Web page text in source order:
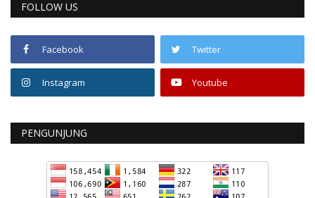
FOLLOW US
Facebook Twitter
Instagram Youtube
PENGUNJUNG